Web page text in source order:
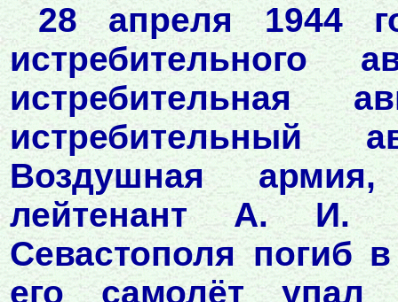
28 апреля 1944
истребительного
истребительная
истребительный
Воздушная
лейтенант А. И.
Севастополя погиб
его самолёт упал